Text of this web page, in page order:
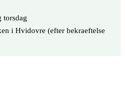
torsdag
i Hvidovre (efter bekraeftelse